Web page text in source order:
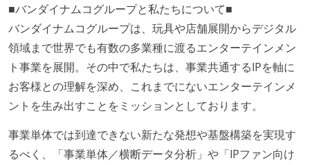
■バンダイナムコグループと私たちについて■
バンダイナムコグループは、玩具や店舗展開からデジタル
領域まで世界でも有数の多業種に渡るエンターテインメン
ト事業を展開。その中で私たちは、事業共通するIPを軸に
お客様との理解を深め、これまでにないエンターテインメ
ントを生み出すことをミッションとしております。
事業単体では到達できない新たな発想や基盤構築を実現す
るべく、「事業単体／横断データ分析」や「IPファン向け